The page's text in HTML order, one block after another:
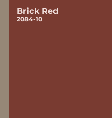
Brick Red
2084-10